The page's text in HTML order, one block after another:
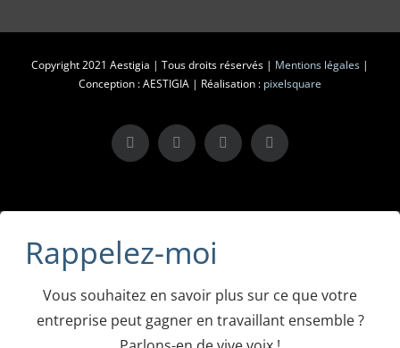
Copyright 2021 Aestigia | Tous droits réservés | Mentions légales |
Conception : AESTIGIA | Réalisation : pixelsquare
X LinkedInInstagramFacebook
Rappelez-moi
Vous souhaitez en savoir plus sur ce que votre
entreprise peut gagner en travaillant ensemble ?